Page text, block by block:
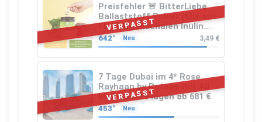
VERPASST
Preisfehler 🚨 BitterLiebe
Ballaststoff Pulver (Mix aus
Flohsamenschalen Inulin
(Präbiotika) Leinsamen &
Apfelfaser)
642° Neu 3,49 €
VERPASST
7 Tage Dubai im 4* Rose
Rayhaan by Rotana mit All
Inclusive & Flügen ab 681 €
453° Neu